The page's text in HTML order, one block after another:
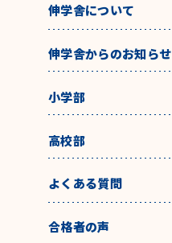
伸学舎について
伸学舎からのお知らせ
小学部
高校部
よくある質問
合格者の声